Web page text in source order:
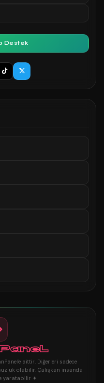
Destek
aittir. Diğerleri sadece
olabilir. Çalışkan insanda
yaratabilir ✦